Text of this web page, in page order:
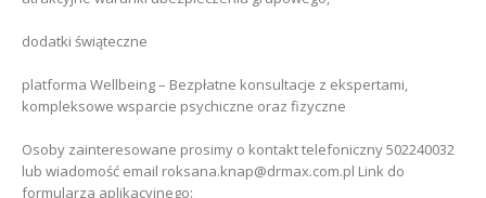
dodatki świąteczne
platforma Wellbeing – Bezpłatne konsultacje z ekspertami,
kompleksowe wsparcie psychiczne oraz fizyczne
Osoby zainteresowane prosimy o kontakt telefoniczny 502240032
lub wiadomość email roksana.knap@drmax.com.pl Link do
formularza aplikacyjnego: